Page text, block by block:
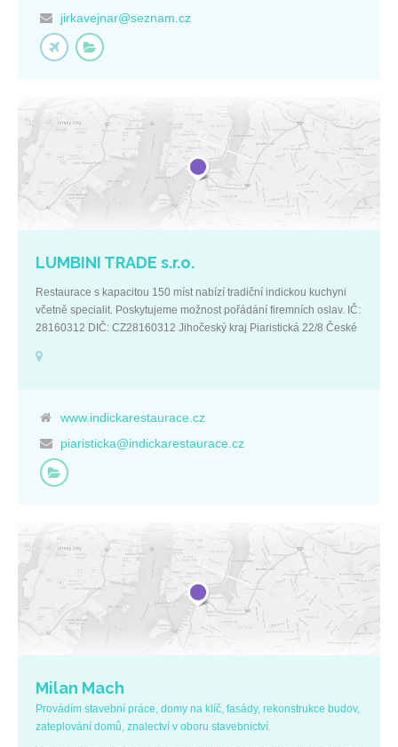
jirkavejnar@seznam.cz
LUMBINI TRADE s.r.o.
Restaurace s kapacitou 150 míst nabízí tradiční indickou kuchyni
včetně specialit. Poskytujeme možnost pořádání firemních oslav. IČ:
28160312 DIČ: CZ28160312 Jihočeský kraj Piaristická 22/8 České
359 355 chelcickeho@indickarestaurace.cz Děčín, Masarykovo
panska@indickarestaurace.cz Teplice, Českobratrská 1 +420 775
Hradiště 6 +420 475 210 374
www.indickarestaurace.cz
piaristicka@indickarestaurace.cz
Milan Mach
Provádím stavební práce, domy na klíč, fasády, rekonstrukce budov,
zateplování domů, znalectví v oboru stavebnictví.